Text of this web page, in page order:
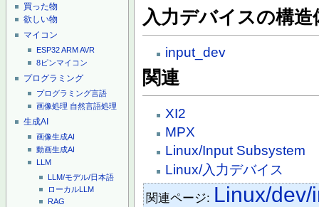
買った物
欲しい物
マイコン
ESP32ARMAVR
8ピンマイコン
プログラミング
プログラミング言語
画像処理 自然言語処理
生成AI
画像生成AI
動画生成AI
LLM
LLM/モデル/日本語
ローカルLLM
RAG
入力デバイスの構造
input_dev
関連
XI2
MPX
Linux/Input Subsystem
Linux/入力デバイス
関連ページ: Linux/dev/